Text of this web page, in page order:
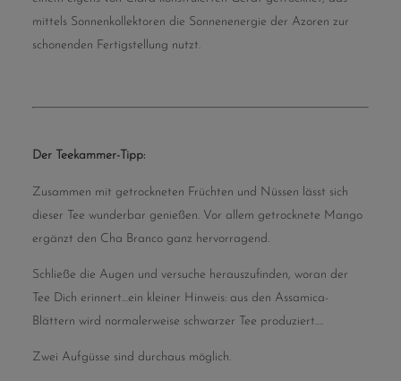
mittels Sonnenkollektoren die Sonnenenergie der Azoren zur
schonenden Fertigstellung nutzt.
Der Teekammer-Tipp:
Zusammen mit getrockneten Früchten und Nüssen lässt sich
dieser Tee wunderbar genießen. Vor allem getrocknete Mango
ergänzt den Cha Branco ganz hervorragend.
Schließe die Augen und versuche herauszufinden, woran der
Tee Dich erinnert…ein kleiner Hinweis: aus den Assamica-
Blättern wird normalerweise schwarzer Tee produziert….
Zwei Aufgüsse sind durchaus möglich.